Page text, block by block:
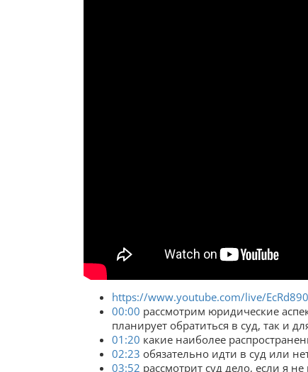
https://www.youtube.com/live/
00:00 рассмотрим юридические
планирует обратиться в суд, так и
01:20 какие наиболее
02:23 обязательно идти в суд или
03:52 рассмотрит суд дело, если я